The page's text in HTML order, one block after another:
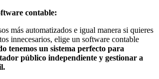
contable:
más automatizados e igual manera si quieres
innecesarios, elige un software contable
tenemos un sistema perfecto para
público independiente y gestionar a